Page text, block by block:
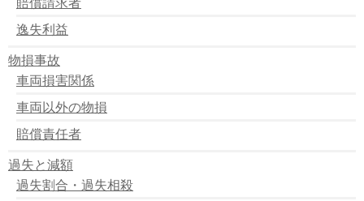
逸失利益
物損事故
車両損害関係
車両以外の物損
賠償責任者
過失と減額
過失割合・過失相殺